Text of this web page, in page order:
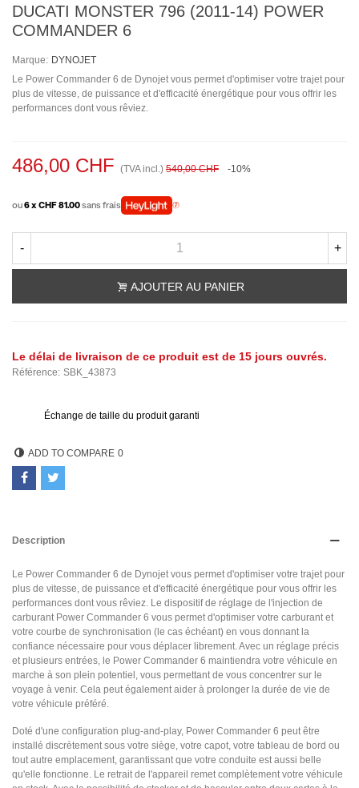
DUCATI MONSTER 796 (2011-14) POWER
COMMANDER 6
Marque: DYNOJET
Le Power Commander 6 de Dynojet vous permet d'optimiser votre trajet pour
plus de vitesse, de puissance et d'efficacité énergétique pour vous offrir les
performances dont vous rêviez.
486,00 CHF (TVA incl.) 540,00 CHF -10%
ou6 x CHF 81.00sans frais
- +
AJOUTER AU PANIER
Le délai de livraison de ce produit est de 15 jours ouvrés.
Référence: SBK_43873
Échange de taille du produit garanti
ADD TO COMPARE 0
Description
Le Power Commander 6 de Dynojet vous permet d'optimiser votre trajet pour
plus de vitesse, de puissance et d'efficacité énergétique pour vous offrir les
performances dont vous rêviez. Le dispositif de réglage de l'injection de
carburant Power Commander 6 vous permet d'optimiser votre carburant et
votre courbe de synchronisation (le cas échéant) en vous donnant la
confiance nécessaire pour vous déplacer librement. Avec un réglage précis
et plusieurs entrées, le Power Commander 6 maintiendra votre véhicule en
marche à son plein potentiel, vous permettant de vous concentrer sur le
voyage à venir. Cela peut également aider à prolonger la durée de vie de
votre véhicule préféré.
Doté d'une configuration plug-and-play, Power Commander 6 peut être
installé discrètement sous votre siège, votre capot, votre tableau de bord ou
tout autre emplacement, garantissant que votre conduite est aussi belle
qu'elle fonctionne. Le retrait de l'appareil remet complètement votre véhicule